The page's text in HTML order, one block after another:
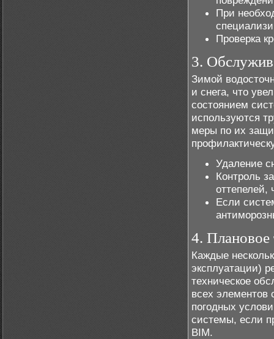
При
Проверка
3.
Зимой
и снега, что
состоянием
используются
меры по их
Удаление
Контроль
оттепелей,
Если
4. Плановое
Каждые
эксплуатации)
техническое
всех элементов
погодных
системы, если
BIM.